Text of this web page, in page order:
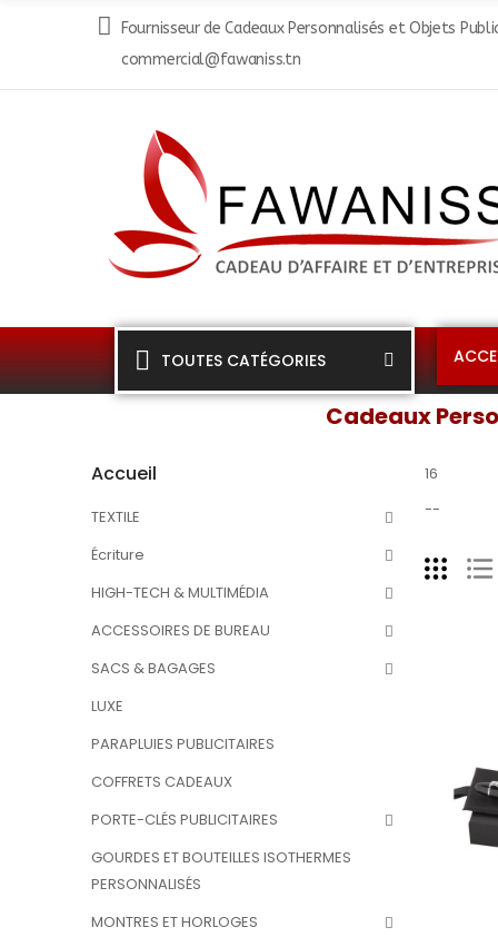
Fournisseur de Cadeaux Personnalisés et Objets
commercial@fawaniss.tn
TOUTES CATÉGORIES
Cadeaux
Accueil
TEXTILE
Écriture
HIGH-TECH & MULTIMÉDIA
ACCESSOIRES DE BUREAU
SACS & BAGAGES
LUXE
PARAPLUIES PUBLICITAIRES
COFFRETS CADEAUX
PORTE-CLÉS PUBLICITAIRES
GOURDES ET BOUTEILLES ISOTHERMES
PERSONNALISÉS
MONTRES ET HORLOGES
16
--